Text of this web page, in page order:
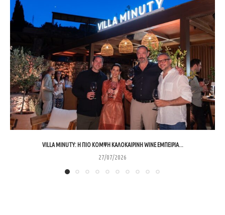
VILLA MINUTY: Η ΠΙΟ ΚΟΜΨΉ ΚΑΛΟΚΑΙΡΙΝΉ WINE ΕΜΠΕΙΡΊΑ...
27/07/2026